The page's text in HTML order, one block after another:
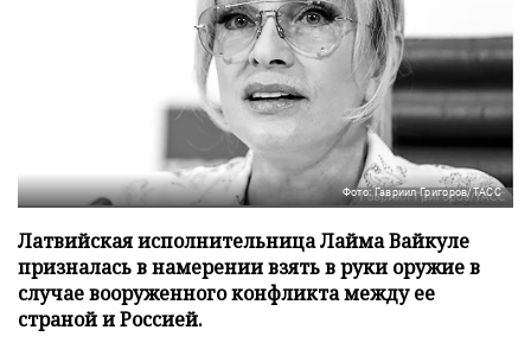
Фото: Гавриил Григоров/ТАСС
Латвийская исполнительница Лайма Вайкуле
призналась в намерении взять в руки оружие в
случае вооруженного конфликта между ее
страной и Россией.